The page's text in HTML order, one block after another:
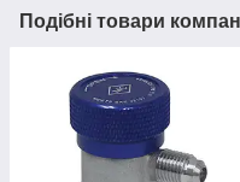
Подібні товари